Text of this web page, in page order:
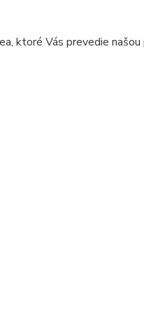
ktoré Vás prevedie